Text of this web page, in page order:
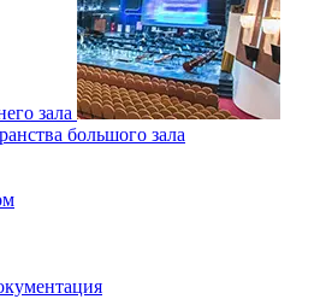
зала
большого зала